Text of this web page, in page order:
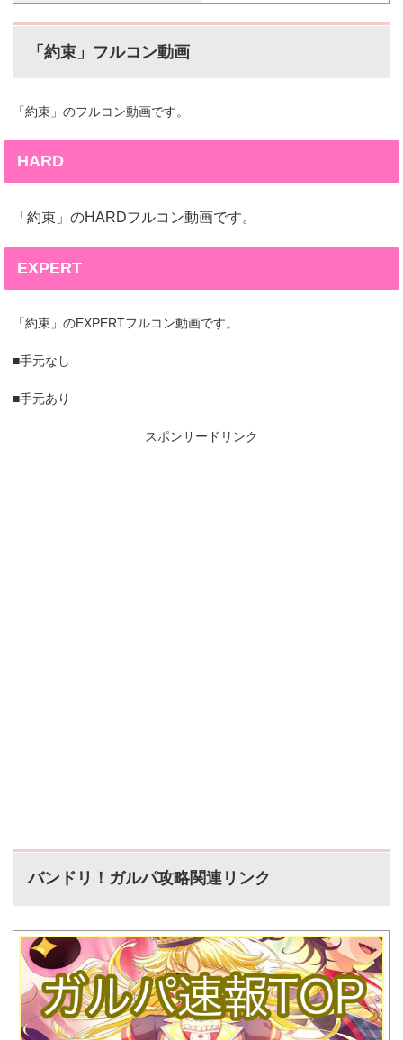
「約束」フルコン動画
「約束」のフルコン動画です。
HARD
「約束」のHARDフルコン動画です。
EXPERT
「約束」のEXPERTフルコン動画です。
■手元なし
■手元あり
スポンサードリンク
バンドリ！ガルパ攻略関連リンク